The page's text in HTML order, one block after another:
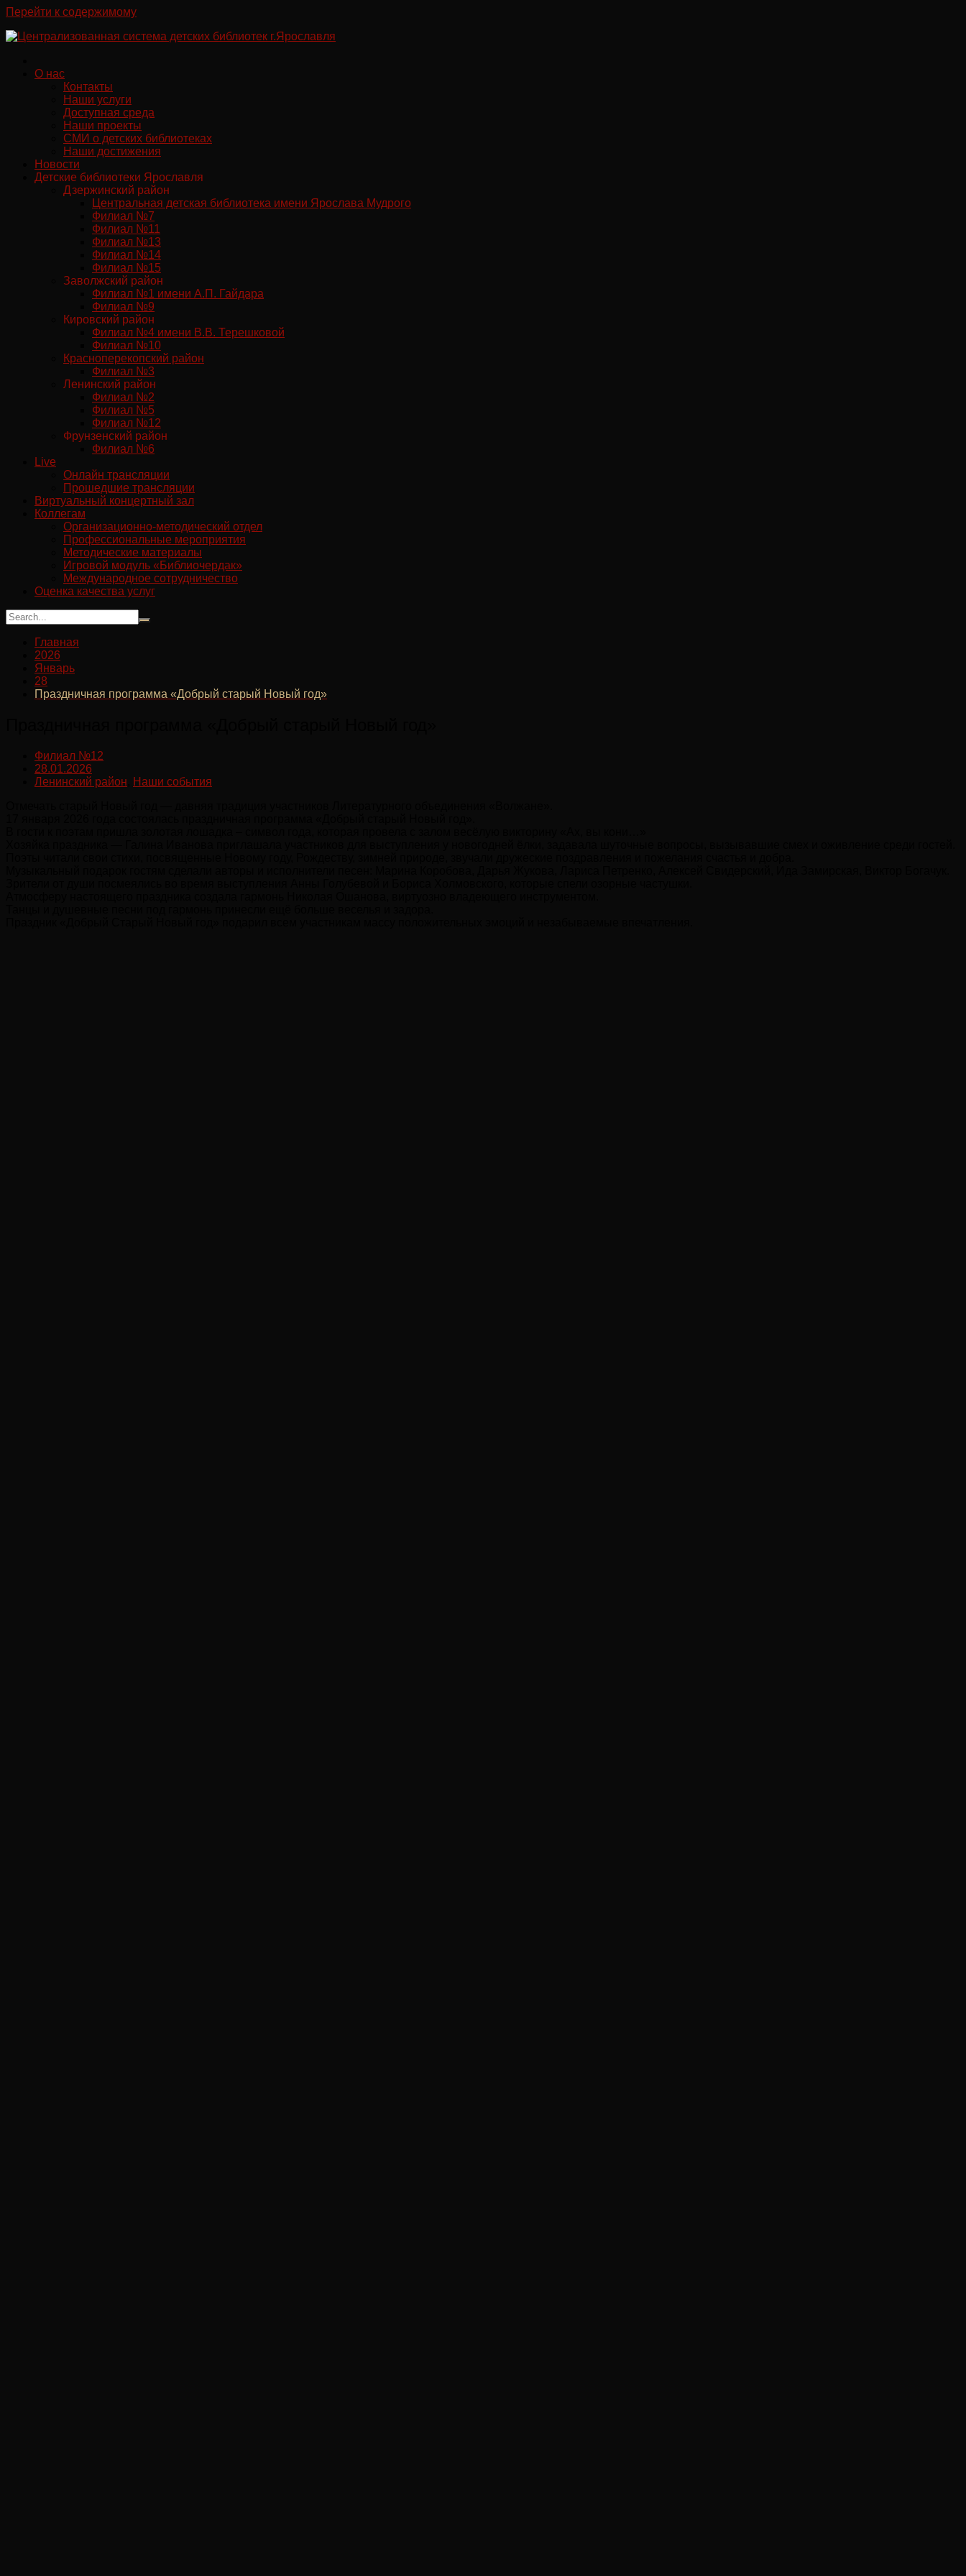
Перейти к содержимому
О нас
Контакты
Наши услуги
Доступная среда
Наши проекты
СМИ о детских библиотеках
Наши достижения
Новости
Детские библиотеки Ярославля
Дзержинский район
Центральная детская библиотека имени Ярослава Мудрого
Филиал №7
Филиал №11
Филиал №13
Филиал №14
Филиал №15
Заволжский район
Филиал №1 имени А.П. Гайдара
Филиал №9
Кировский район
Филиал №4 имени В.В. Терешковой
Филиал №10
Красноперекопский район
Филиал №3
Ленинский район
Филиал №2
Филиал №5
Филиал №12
Фрунзенский район
Филиал №6
Live
Онлайн трансляции
Прошедшие трансляции
Виртуальный концертный зал
Коллегам
Организационно-методический отдел
Профессиональные мероприятия
Методические материалы
Игровой модуль «Библиочердак»
Международное сотрудничество
Оценка качества услуг
Главная
2026
Январь
28
Праздничная программа «Добрый старый Новый год»
Филиал №12
28.01.2026
Ленинский район
Наши события